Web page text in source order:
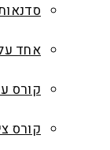
אחד
קורס
קורס